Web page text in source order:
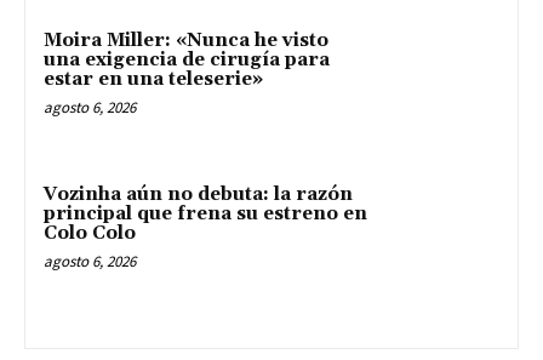
Moira Miller: «Nunca he visto
una exigencia de cirugía para
estar en una teleserie»
agosto 6, 2026
Vozinha aún no debuta: la razón
principal que frena su estreno en
Colo Colo
agosto 6, 2026